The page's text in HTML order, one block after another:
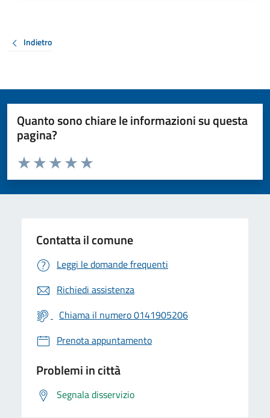
Indietro
Quanto sono chiare le informazioni su questa
pagina?
Valuta da 1 a 5 stelle la pagina
Valuta 5 stelle su 5
Valuta 4 stelle su 5
Valuta 3 stelle su 5
Valuta 2 stelle su 5
Valuta 1 stelle su 5
Contatta il comune
Leggi le domande frequenti
Richiedi assistenza
Chiama il numero 0141905206
Prenota appuntamento
Problemi in città
Segnala disservizio